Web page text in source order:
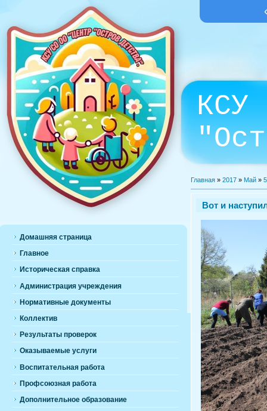
Домашняя страница
Главное
Историческая справка
Администрация учреждения
Нормативные документы
Коллектив
Результаты проверок
Оказываемые услуги
Воспитательная работа
Профсоюзная работа
Дополнительное образование
КСУ
Главная » 2017 » Май » 5
Вот и